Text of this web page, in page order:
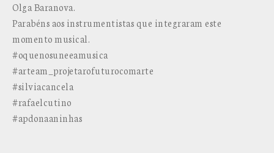
Olga Baranova.
Parabéns aos instrumentistas que integraram este
momento musical.
#oquenosuneeamusica
#arteam_projetarofuturocomarte
#silviacancela
#rafaelcutino
#apdonaaninhas